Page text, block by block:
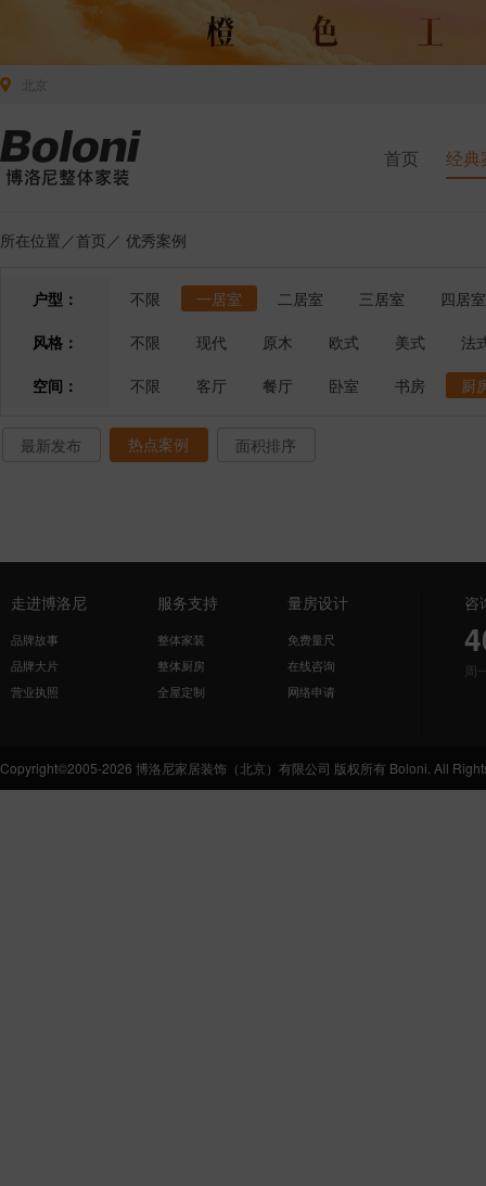
首页 经典
所在位置／首页 ／ 优秀案例
户型： 不限 一居室 二居室 三居室
四居室
风格：
不限 现代 原木 欧式 美式
法
空间：
不限 客厅 餐厅 卧室 书房 厨
最新发布 热点案例 面积排序
走进博洛尼
品牌故事
品牌大片
营业执照
服务支持
整体家装
整体厨房
全屋定制
量房设计
免费量尺
在线咨询
网络申请
咨
周
Copyright©2005-2026 博洛尼家居装饰（北京）有限公司 版权所有 Boloni. All